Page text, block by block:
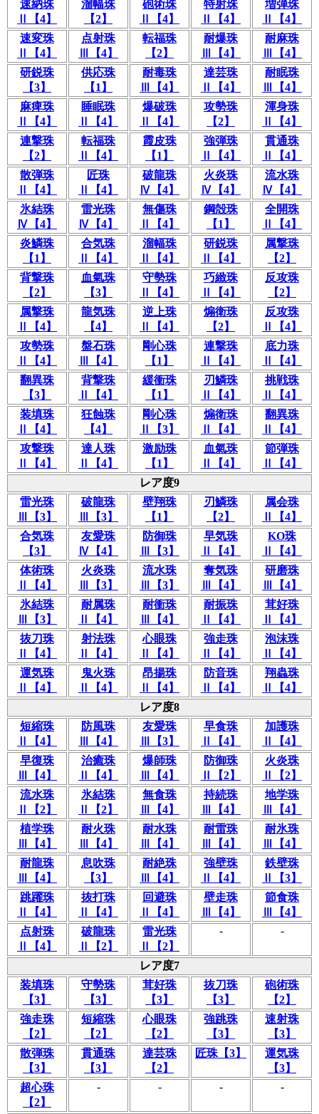
速納珠
Ⅱ【4】
溜幅珠
【2】
砲術珠
Ⅱ【4】
特射珠
Ⅱ【4】
増弾珠
Ⅱ【4】
速変珠
Ⅱ【4】
点射珠
Ⅲ【4】
転福珠
【2】
耐爆珠
Ⅲ【4】
耐麻珠
Ⅲ【4】
研鋭珠
【3】
供応珠
【1】
耐毒珠
Ⅲ【4】
達芸珠
Ⅱ【4】
耐眠珠
Ⅲ【4】
麻痺珠
Ⅱ【4】
睡眠珠
Ⅱ【4】
爆破珠
Ⅱ【4】
攻勢珠
【2】
渾身珠
Ⅱ【4】
連撃珠
【2】
転福珠
Ⅱ【4】
霞皮珠
【1】
強弾珠
Ⅱ【4】
貫通珠
Ⅱ【4】
散弾珠
Ⅱ【4】
匠珠
Ⅱ【4】
破龍珠
Ⅳ【4】
火炎珠
Ⅳ【4】
流水珠
Ⅳ【4】
氷結珠
Ⅳ【4】
雷光珠
Ⅳ【4】
無傷珠
Ⅱ【4】
鋼殻珠
【1】
全開珠
Ⅱ【4】
炎鱗珠
【1】
合気珠
Ⅱ【4】
溜幅珠
Ⅱ【4】
研鋭珠
Ⅱ【4】
属撃珠
【2】
背撃珠
【2】
血氣珠
【3】
守勢珠
Ⅱ【4】
巧緻珠
Ⅱ【4】
反攻珠
【2】
属撃珠
Ⅱ【4】
龍気珠
【4】
逆上珠
Ⅱ【4】
煽衛珠
【2】
反攻珠
Ⅱ【4】
攻勢珠
Ⅱ【4】
盤石珠
Ⅲ【4】
剛心珠
【1】
連撃珠
Ⅱ【4】
底力珠
Ⅱ【4】
翻異珠
【3】
背撃珠
Ⅱ【4】
緩衝珠
【1】
刃鱗珠
Ⅱ【4】
挑戦珠
Ⅱ【4】
装填珠
Ⅱ【4】
狂蝕珠
【4】
剛心珠
Ⅱ【3】
煽衛珠
Ⅱ【4】
翻異珠
Ⅱ【4】
攻撃珠
Ⅱ【4】
達人珠
Ⅱ【4】
激励珠
【1】
血氣珠
Ⅱ【4】
節弾珠
Ⅱ【4】
レア度9
雷光珠
Ⅲ【3】
破龍珠
Ⅲ【3】
壁翔珠
【1】
刃鱗珠
【2】
属会珠
Ⅱ【4】
合気珠
【3】
友愛珠
Ⅳ【4】
防御珠
Ⅲ【3】
早気珠
Ⅱ【4】
KO珠
Ⅱ【4】
体術珠
Ⅱ【4】
火炎珠
Ⅲ【3】
流水珠
Ⅲ【3】
奪気珠
Ⅲ【4】
研磨珠
Ⅲ【4】
氷結珠
Ⅲ【3】
耐属珠
Ⅱ【4】
耐衝珠
Ⅲ【4】
耐振珠
Ⅱ【4】
茸好珠
Ⅱ【4】
抜刀珠
Ⅱ【4】
射法珠
Ⅱ【4】
心眼珠
Ⅱ【4】
強走珠
Ⅱ【4】
泡沫珠
Ⅱ【4】
運気珠
Ⅱ【4】
鬼火珠
Ⅱ【4】
昂揚珠
Ⅱ【4】
防音珠
Ⅱ【4】
翔蟲珠
Ⅱ【4】
レア度8
短縮珠
Ⅱ【4】
防風珠
Ⅲ【4】
友愛珠
Ⅲ【3】
早食珠
Ⅱ【4】
加護珠
Ⅱ【4】
早復珠
Ⅲ【4】
治癒珠
Ⅱ【4】
爆師珠
Ⅲ【4】
防御珠
Ⅱ【2】
火炎珠
Ⅱ【2】
流水珠
Ⅱ【2】
氷結珠
Ⅱ【2】
無食珠
Ⅲ【4】
持続珠
Ⅲ【4】
地学珠
Ⅲ【4】
植学珠
Ⅲ【4】
耐火珠
Ⅲ【4】
耐水珠
Ⅲ【4】
耐雷珠
Ⅲ【4】
耐氷珠
Ⅲ【4】
耐龍珠
Ⅲ【4】
息吹珠
【3】
耐絶珠
Ⅲ【4】
強壁珠
Ⅱ【4】
鉄壁珠
Ⅱ【3】
跳躍珠
Ⅱ【4】
抜打珠
Ⅱ【4】
回避珠
Ⅱ【4】
壁走珠
Ⅲ【4】
節食珠
Ⅲ【4】
点射珠
Ⅱ【4】
破龍珠
Ⅱ【2】
雷光珠
Ⅱ【2】
- -
レア度7
装填珠
【3】
守勢珠
【3】
茸好珠
【3】
抜刀珠
【3】
砲術珠
【2】
強走珠
【2】
短縮珠
【2】
心眼珠
【2】
強跳珠
【3】
速射珠
【3】
散弾珠
【3】
貫通珠
【3】
達芸珠
【2】
匠珠【3】
運気珠
【3】
超心珠
【2】
- - - -